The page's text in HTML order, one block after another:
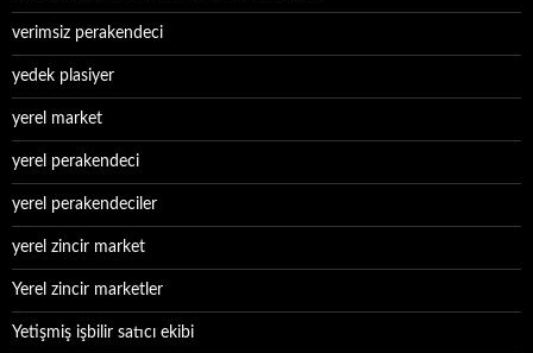
verimsiz perakendeci
yedek plasiyer
yerel market
yerel perakendeci
yerel perakendeciler
yerel zincir market
Yerel zincir marketler
Yetişmiş işbilir satıcı ekibi